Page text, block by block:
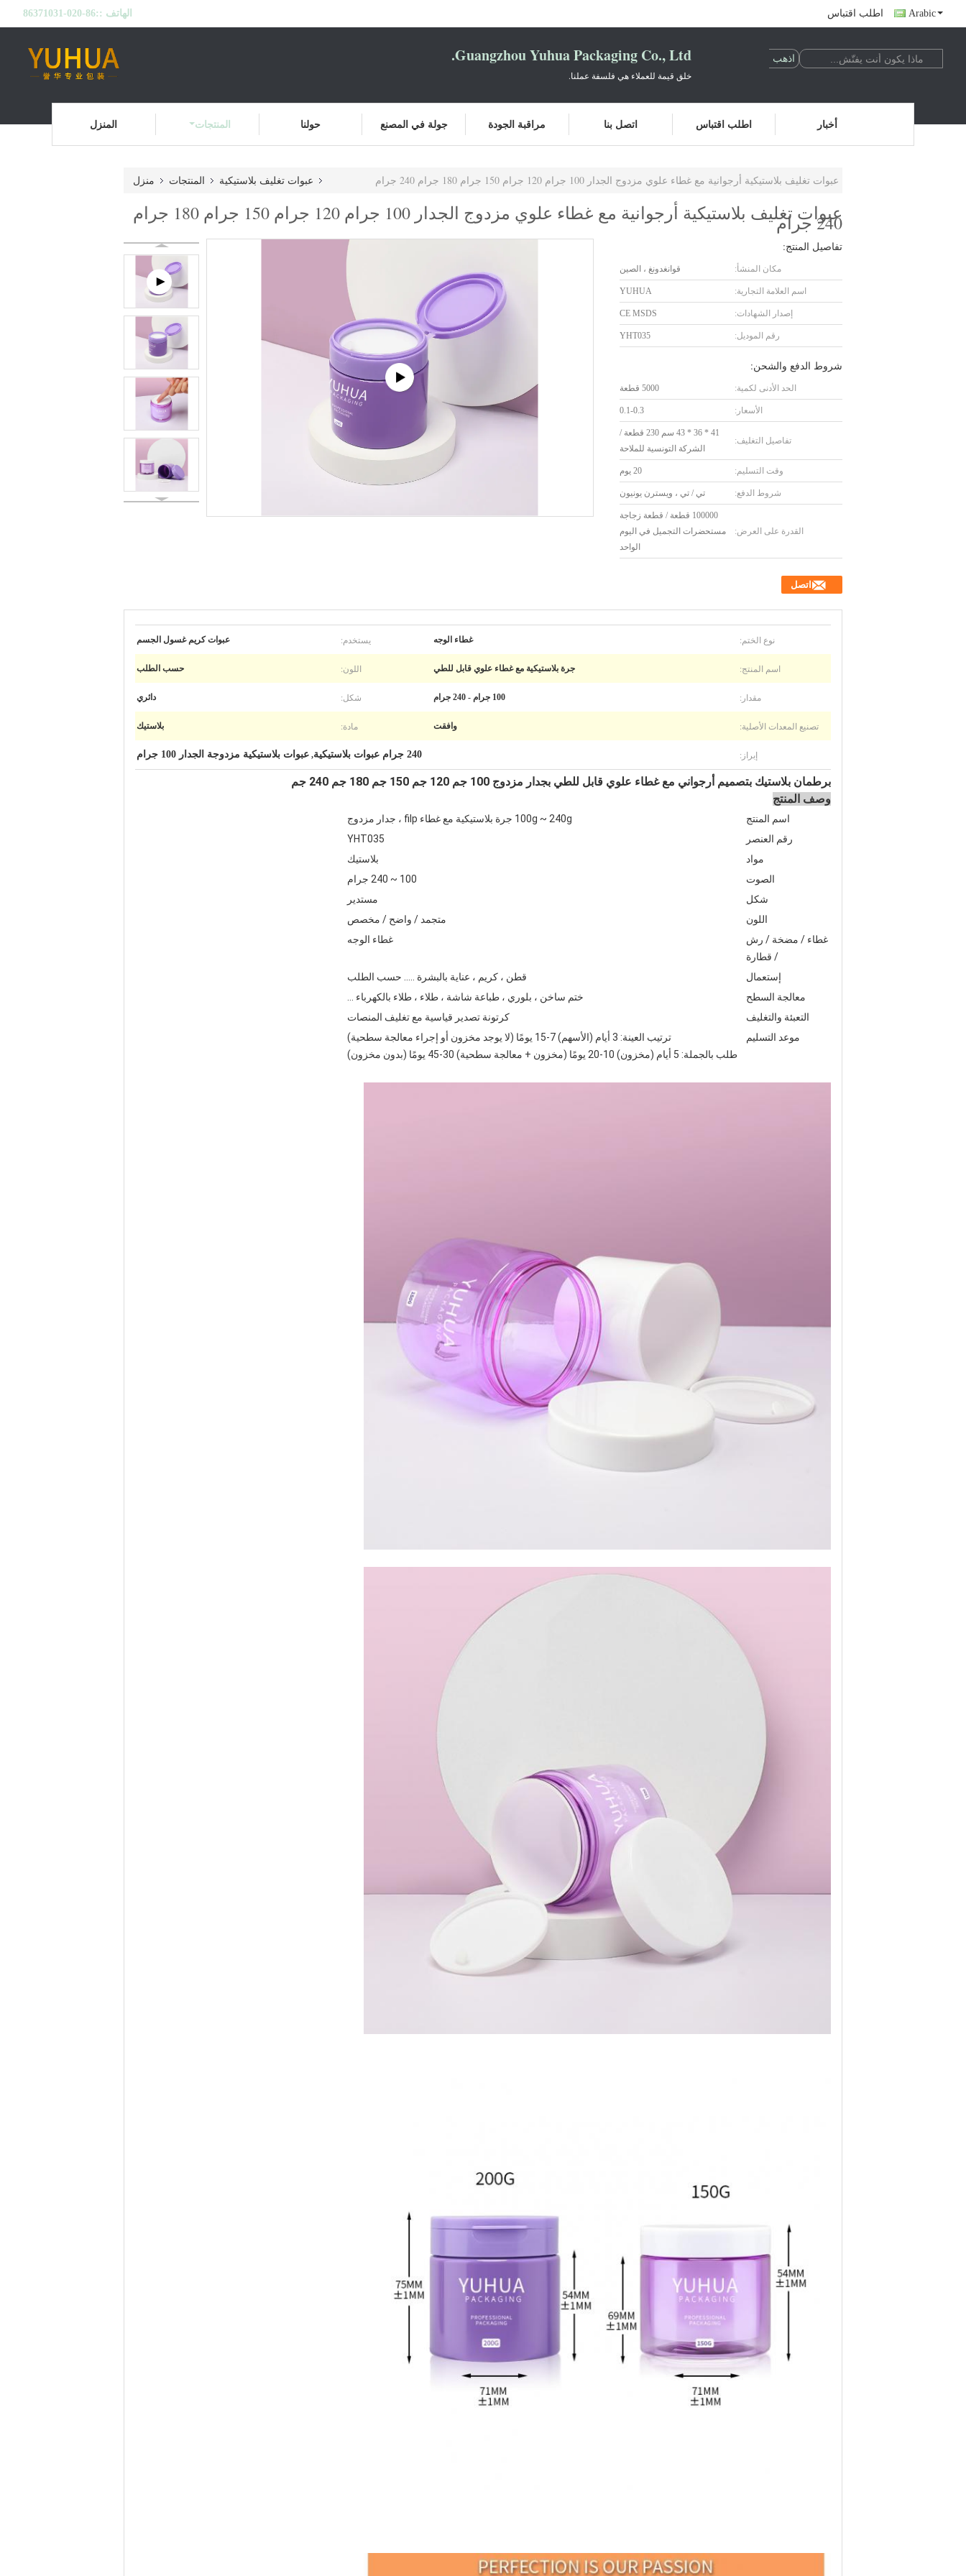
الهاتف ::86-020-86371031 اطلب اقتباس Arabic
Guangzhou Yuhua Packaging Co., Ltd.
خلق قيمة للعملاء هي فلسفة عملنا.
المنزل المنتجات حولنا جولة في المصنع مراقبة الجودة اتصل بنا اطلب اقتباس أخبار
منزل المنتجات عبوات تغليف بلاستيكية عبوات تغليف بلاستيكية أرجوانية مع غطاء علوي مزدوج الجدار 100 جرام 120 جرام 150 جرام 180 جرام 240 جرام
عبوات تغليف بلاستيكية أرجوانية مع غطاء علوي مزدوج الجدار 100 جرام 120 جرام 150 جرام 180 جرام 240 جرام
تفاصيل المنتج:
مكان المنشأ: قوانغدونغ ، الصين
اسم العلامة التجارية: YUHUA
إصدار الشهادات: CE MSDS
رقم الموديل: YHT035
شروط الدفع والشحن:
الحد الأدنى لكمية: 5000 قطعة
الأسعار: 0.1-0.3
تفاصيل التغليف:
41 * 36 * 43 سم 230 قطعة /
الشركة التونسية للملاحة
وقت التسليم: 20 يوم
شروط الدفع: تي / تي ، ويسترن يونيون
القدرة على العرض:
100000 قطعة / قطعة زجاجة
مستحضرات التجميل في اليوم
الواحد
اتصل
نوع الختم: غطاء الوجه يستخدم: عبوات كريم غسول الجسم
اسم المنتج: جرة بلاستيكية مع غطاء علوي قابل للطي اللون: حسب الطلب
مقدار: 100 جرام - 240 جرام شكل: دائري
تصنيع المعدات الأصلية: وافقت مادة: بلاستيك
إبراز: 240 جرام عبوات بلاستيكية , عبوات بلاستيكية مزدوجة الجدار 100 جرام
برطمان بلاستيك بتصميم أرجواني مع غطاء علوي قابل للطي بجدار مزدوج 100 جم 120 جم 150 جم 180 جم 240 جم
وصف المنتج
اسم المنتج
100g ~ 240g جرة بلاستيكية مع غطاء filp ، جدار مزدوج
رقم العنصر
YHT035
مواد
بلاستيك
الصوت
100 ~ 240 جرام
شكل
مستدير
اللون
متجمد / واضح / مخصص
غطاء / مضخة / رش
/ قطارة
غطاء الوجه
إستعمال
قطن ، كريم ، عناية بالبشرة ..... حسب الطلب
معالجة السطح
ختم ساخن ، بلوري ، طباعة شاشة ، طلاء ، طلاء بالكهرباء ...
التعبئة والتغليف
كرتونة تصدير قياسية مع تغليف المنصات
موعد التسليم
ترتيب العينة: 3 أيام (الأسهم) 7-15 يومًا (لا يوجد مخزون أو إجراء معالجة سطحية)
طلب بالجملة: 5 أيام (مخزون) 10-20 يومًا (مخزون + معالجة سطحية) 30-45 يومًا (بدون مخزون)